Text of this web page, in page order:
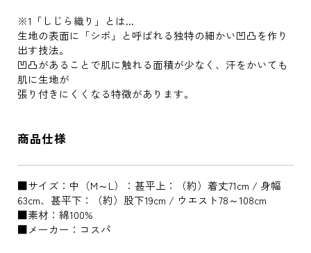
※1「しじら織り」とは...
生地の表面に「シボ」と呼ばれる独特の細かい凹凸を作り
出す技法。
凹凸があることで肌に触れる面積が少なく、汗をかいても
肌に生地が
張り付きにくくなる特徴があります。
商品仕様
■サイズ：中（M～L）：甚平上：（約）着丈71cm / 身幅
63cm、甚平下：（約）股下19cm / ウエスト78～108cm
■素材：綿100%
■メーカー：コスパ